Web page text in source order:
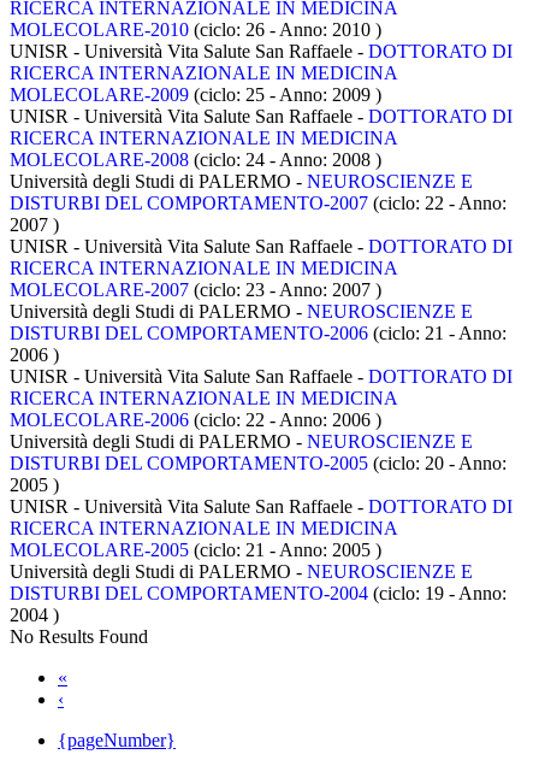
RICERCA INTERNAZIONALE IN MEDICINA
MOLECOLARE-2010 (ciclo: 26 - Anno: 2010 )
UNISR - Università Vita Salute San Raffaele - DOTTORATO DI
RICERCA INTERNAZIONALE IN MEDICINA
MOLECOLARE-2009 (ciclo: 25 - Anno: 2009 )
UNISR - Università Vita Salute San Raffaele - DOTTORATO DI
RICERCA INTERNAZIONALE IN MEDICINA
MOLECOLARE-2008 (ciclo: 24 - Anno: 2008 )
Università degli Studi di PALERMO - NEUROSCIENZE E
DISTURBI DEL COMPORTAMENTO-2007 (ciclo: 22 - Anno:
2007 )
UNISR - Università Vita Salute San Raffaele - DOTTORATO DI
RICERCA INTERNAZIONALE IN MEDICINA
MOLECOLARE-2007 (ciclo: 23 - Anno: 2007 )
Università degli Studi di PALERMO - NEUROSCIENZE E
DISTURBI DEL COMPORTAMENTO-2006 (ciclo: 21 - Anno:
2006 )
UNISR - Università Vita Salute San Raffaele - DOTTORATO DI
RICERCA INTERNAZIONALE IN MEDICINA
MOLECOLARE-2006 (ciclo: 22 - Anno: 2006 )
Università degli Studi di PALERMO - NEUROSCIENZE E
DISTURBI DEL COMPORTAMENTO-2005 (ciclo: 20 - Anno:
2005 )
UNISR - Università Vita Salute San Raffaele - DOTTORATO DI
RICERCA INTERNAZIONALE IN MEDICINA
MOLECOLARE-2005 (ciclo: 21 - Anno: 2005 )
Università degli Studi di PALERMO - NEUROSCIENZE E
DISTURBI DEL COMPORTAMENTO-2004 (ciclo: 19 - Anno:
2004 )
No Results Found
«
‹
{pageNumber}